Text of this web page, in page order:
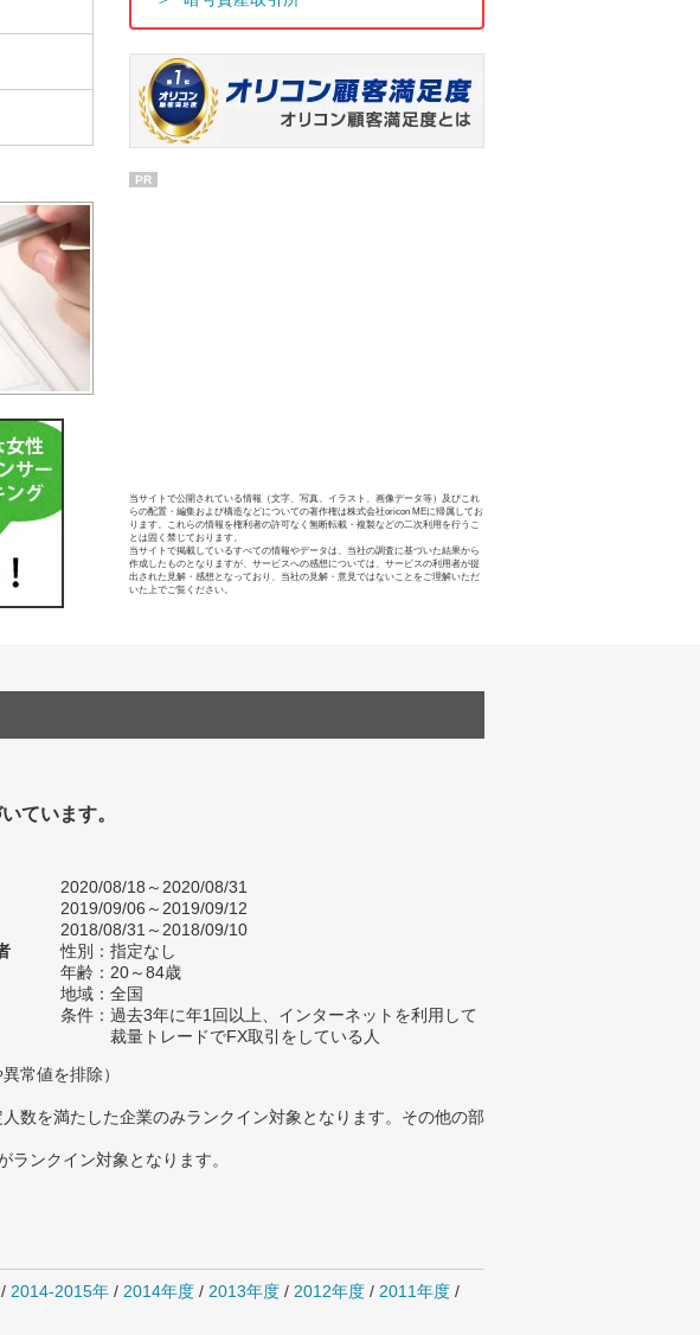
PR
当サイトで公開されている情報（文字、写真、イラスト、画像データ等）及びこれ
らの配置・編集および構造などについての著作権は株式会社oricon MEに帰属してお
ります。これらの情報を権利者の許可なく無断転載・複製などの二次利用を行うこ
とは固く禁じております。
当サイトで掲載しているすべての情報やデータは、当社の調査に基づいた結果から
作成したものとなりますが、サービスへの感想については、サービスの利用者が提
出された見解・感想となっており、当社の見解・意見ではないことをご理解いただ
いた上でご覧ください。
ています。
2020/08/18～2020/08/31
2019/09/06～2019/09/12
2018/08/31～2018/09/10
性別：指定なし
年齢：20～84歳
地域：全国
条件：過去3年に年1回以上、インターネットを利用して
裁量トレードでFX取引をしている人
常値を排除）
数を満たした企業のみランクイン対象となります。その他の部
ンクイン対象となります。
/ 2014-2015年 / 2014年度 / 2013年度 / 2012年度 / 2011年度 /